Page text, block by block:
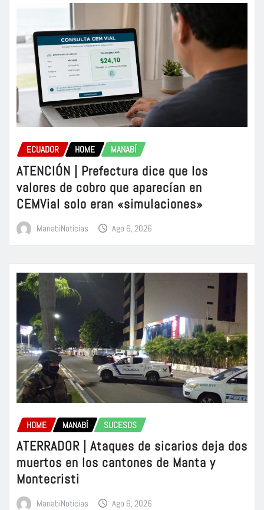
ECUADOR HOME MANABÍ
ATENCIÓN | Prefectura dice que los
valores de cobro que aparecían en
CEMVial solo eran «simulaciones»
ManabiNoticias Ago 6, 2026
HOME MANABÍ SUCESOS
ATERRADOR | Ataques de sicarios deja dos
muertos en los cantones de Manta y
Montecristi
ManabiNoticias Ago 6, 2026